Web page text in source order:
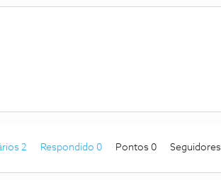
2 Respondido 0 Pontos 0 Seguidores